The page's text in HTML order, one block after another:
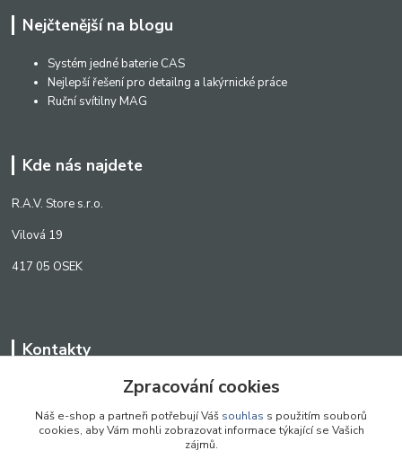
Nejčtenější na blogu
Systém jedné baterie CAS
Nejlepší řešení pro detailng a lakýrnické práce
Ruční svítilny MAG
Kde nás najdete
R.A.V. Store s.r.o.
Vilová 19
417 05 OSEK
Kontakty
Zpracování cookies
Náš e-shop a partneři potřebují Váš souhlas s použitím souborů
cookies, aby Vám mohli zobrazovat informace týkající se Vašich
zájmů.